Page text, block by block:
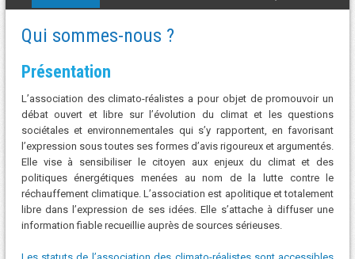
au
Qui sommes-nous ?
Présentation
L’association des climato-réalistes a pour objet de promouvoir un
débat ouvert et libre sur l’évolution du climat et les questions
sociétales et environnementales qui s’y rapportent, en favorisant
l’expression sous toutes ses formes d’avis rigoureux et argumentés.
Elle vise à sensibiliser le citoyen aux enjeux du climat et des
politiques énergétiques menées au nom de la lutte contre le
réchauffement climatique. L’association est apolitique et totalement
libre dans l’expression de ses idées. Elle s’attache à diffuser une
information fiable recueillie auprès de sources sérieuses.